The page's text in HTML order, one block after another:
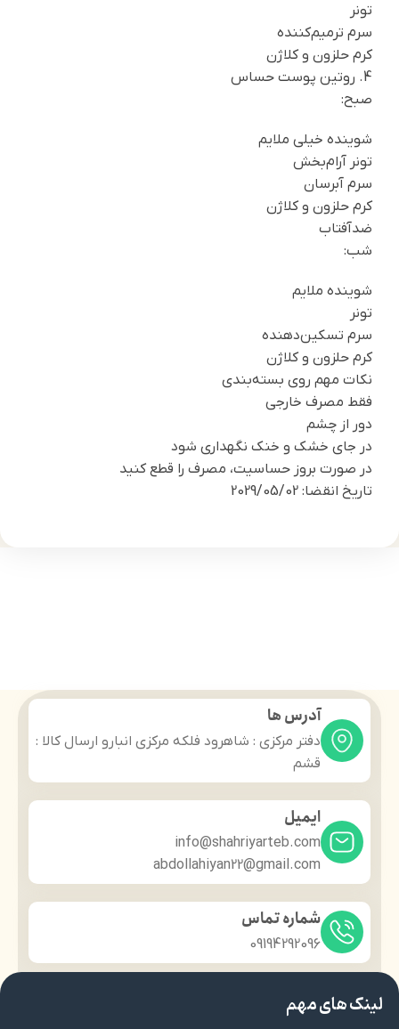
تونر
سرم ترمیم‌کننده
کرم حلزون و کلاژن
4. روتین پوست حساس
صبح:
شوینده خیلی ملایم
تونر آرام‌بخش
سرم آبرسان
کرم حلزون و کلاژن
ضدآفتاب
شب:
شوینده ملایم
تونر
سرم تسکین‌دهنده
کرم حلزون و کلاژن
نکات مهم روی بسته‌بندی
فقط مصرف خارجی
دور از چشم
در جای خشک و خنک نگهداری شود
در صورت بروز حساسیت، مصرف را قطع کنید
تاریخ انقضا: 2029/05/02
آدرس ها
دفتر مرکزی : شاهرود فلکه مرکزی انبارو ارسال کالا :
قشم
ایمیل
info@shahriyarteb.com
abdollahiyan22@gmail.com
شماره تماس
09194292096
لینک های مهم